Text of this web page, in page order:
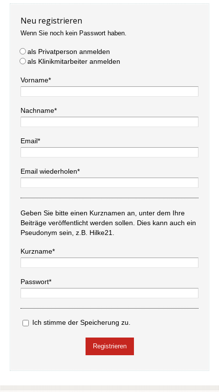
Neu registrieren
Wenn Sie noch kein Passwort haben.
als Privatperson anmelden
als Klinikmitarbeiter anmelden
Vorname*
Nachname*
Email*
Email wiederholen*
Geben Sie bitte einen Kurznamen an, unter dem Ihre
Beiträge veröffentlicht werden sollen. Dies kann auch ein
Pseudonym sein, z.B. Hilke21.
Kurzname*
Passwort*
Ich stimme der Speicherung zu.